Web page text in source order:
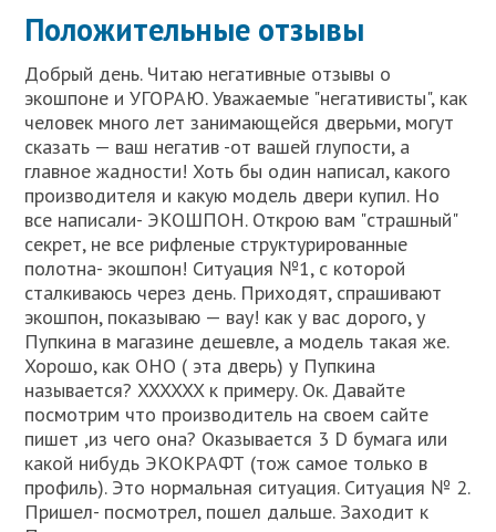
Положительные отзывы
Добрый день. Читаю негативные отзывы о
экошпоне и УГОРАЮ. Уважаемые "негативисты", как
человек много лет занимающейся дверьми, могут
сказать — ваш негатив -от вашей глупости, а
главное жадности! Хоть бы один написал, какого
производителя и какую модель двери купил. Но
все написали- ЭКОШПОН. Открою вам "страшный"
секрет, не все рифленые структурированные
полотна- экошпон! Ситуация №1, с которой
сталкиваюсь через день. Приходят, спрашивают
экошпон, показываю — вау! как у вас дорого, у
Пупкина в магазине дешевле, а модель такая же.
Хорошо, как ОНО ( эта дверь) у Пупкина
называется? XXXXXX к примеру. Ок. Давайте
посмотрим что производитель на своем сайте
пишет ,из чего она? Оказывается 3 D бумага или
какой нибудь ЭКОКРАФТ (тож самое только в
профиль). Это нормальная ситуация. Ситуация № 2.
Пришел- посмотрел, пошел дальше. Заходит к